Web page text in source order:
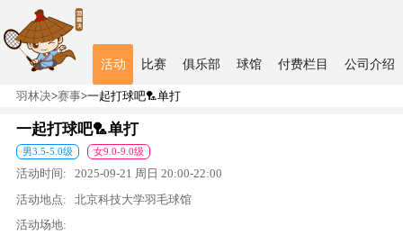
活动 比赛 俱乐部 球馆 付费栏目 公司介绍
羽林决>赛事>一起打球吧🏸单打
一起打球吧🏸单打
男3.5-5.0级 女9.0-9.0级
活动时间: 2025-09-21 周日 20:00-22:00
活动地点:
北京科技大学羽毛球馆
活动场地: